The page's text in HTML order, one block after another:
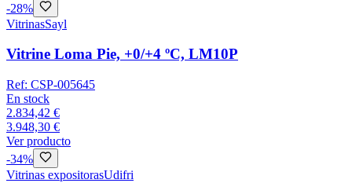
-28%
VitrinasSayl
Vitrine Loma Pie, +0/+4 ºC, LM10P
Ref: CSP-005645
En stock
2.834,42 €
3.948,30 €
Ver producto
-34%
Vitrinas expositorasUdifri